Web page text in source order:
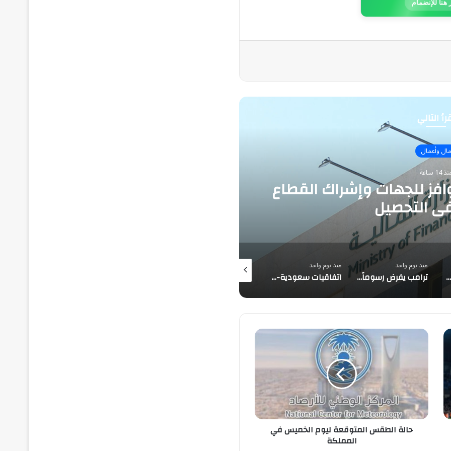
هنا للإنضمام
التالي
مال وأعمال
14 ساعة
للجهات وإشراك القطاع
التحصيل
النفط يواصل الصعود والذهب يتجه لأكبر مكاسب أسبوعية
منذ يوم واحد
ترامب يفرض رسوماً 15% على منتجات البولي سيليكون
منذ يوم واحد
اتفاقيات سعودية-سورية لتعزيز الطاقة الشمسية بريف دمشق
منذ يوم واحد
حالة
الخميس
في
المملكة
حالة الطقس المتوقعة ليوم الخميس في
المملكة